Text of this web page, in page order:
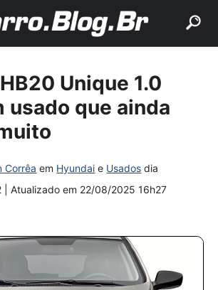
Unique 1.0
usado que ainda
Corrêa em Hyundai e Usados dia
| Atualizado em 22/08/2025 16h27